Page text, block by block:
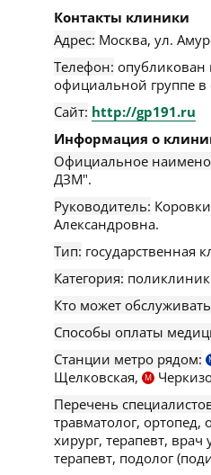
Контакты клиники
Адрес: Москва, ул.
Телефон: опубликован
официальной группе в
Сайт: http://gp191.ru
Информация о
Официальное
ДЗМ".
Руководитель:
Александровна.
Тип: государственная
Категория:
Кто может
Способы оплаты
Станции метро рядом:
Щелковская, М
Перечень
травматолог, ортопед,
хирург, терапевт,
терапевт, подолог